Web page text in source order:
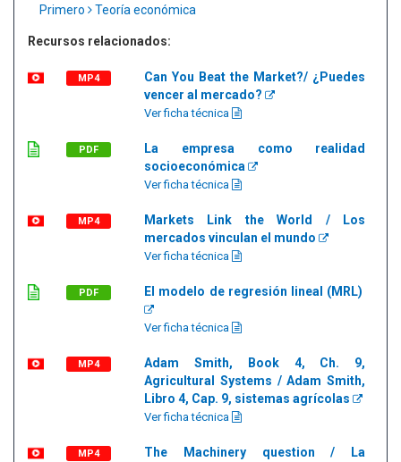
Primero
Teoría económica
Recursos relacionados:
MP4
Can You Beat the Market?/ ¿Puedes
vencer al mercado?
Ver ficha técnica
PDF
La empresa como realidad
socioeconómica
Ver ficha técnica
MP4
Markets Link the World / Los
mercados vinculan el mundo
Ver ficha técnica
PDF El modelo de regresión lineal (MRL)
Ver ficha técnica
MP4
Adam Smith, Book 4, Ch. 9,
Agricultural Systems / Adam Smith,
Libro 4, Cap. 9, sistemas agrícolas
Ver ficha técnica
MP4
The Machinery question / La